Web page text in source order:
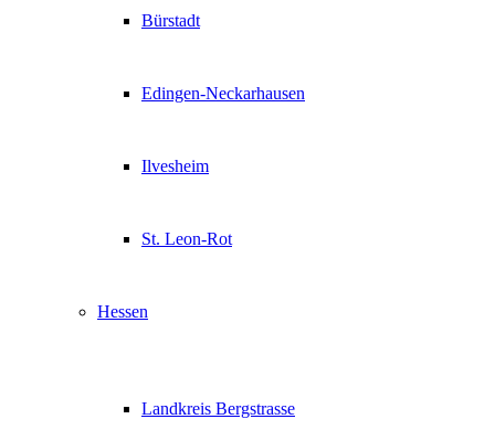
Bürstadt
Edingen-Neckarhausen
Ilvesheim
St. Leon-Rot
Hessen
Landkreis Bergstrasse